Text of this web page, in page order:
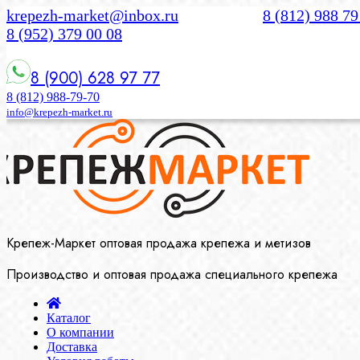
krepezh-market@inbox.ru
8 (812) 988
8 (952) 379 00 08
8 (900) 628 97 77
8 (812) 988-79-70
info@krepezh-market.ru
Крепеж-Маркет оптовая продажа крепежа и метизов
Производство и оптовая продажа специального крепежа
Каталог
О компании
Доставка